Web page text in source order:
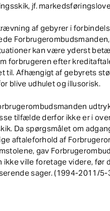
jf.
af gebyrer i
kan være yderst
forbrugeren efter
til. Afhængigt af gebyrets
blive udhulet og illusorisk.
tilfælde derfor ikke er i
Da spørgsmålet om
aftaleforhold af
gav
ikke ville foretage videre, før
sager. (1994-2011/5-